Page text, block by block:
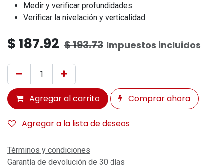
Medir y verificar profundidades.
Verificar la nivelación y verticalidad
$187.92 $193.73 Impuestos incluidos
Agregar al carrito Comprar ahora
Agregar a la lista de deseos
Términos y condiciones
Garantía de devolución de 30 días